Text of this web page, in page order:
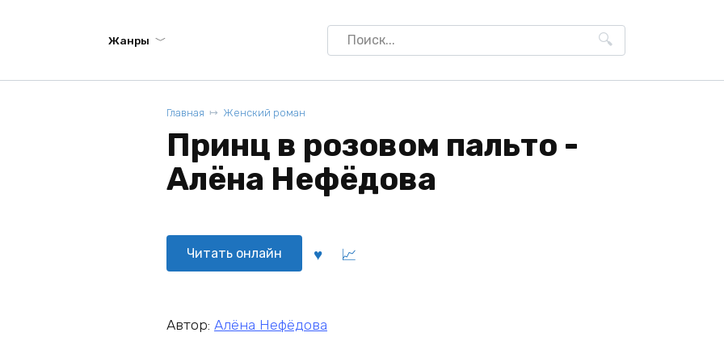
Жанры
Search
for:
Главная Женский роман
Принц в розовом пальто -
Алёна Нефёдова
Читать онлайн
Автор: Алёна Нефёдова